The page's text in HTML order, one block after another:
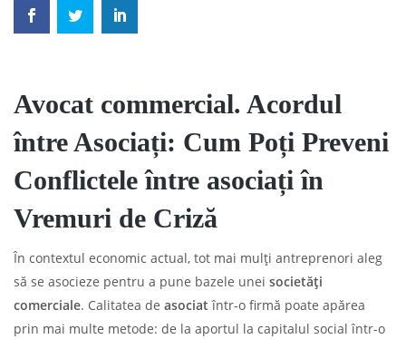
Avocat commercial. Acordul
între Asociați: Cum Poți Preveni
Conflictele între asociați în
Vremuri de Criză
În contextul economic actual, tot mai mulți antreprenori aleg
să se asocieze pentru a pune bazele unei societăți
comerciale. Calitatea de asociat într-o firmă poate apărea
prin mai multe metode: de la aportul la capitalul social într-o